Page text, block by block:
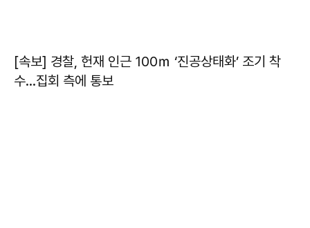
[속보] 경찰, 헌재 인근 100ｍ ‘진공상태화’ 조기 착
수…집회 측에 통보